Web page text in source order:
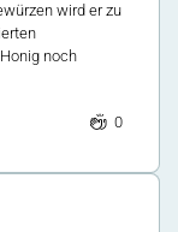
wird er zu
noch
0